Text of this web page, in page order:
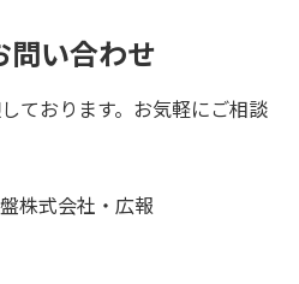
問い合わせ
ております。お気軽にご相談
株式会社・広報